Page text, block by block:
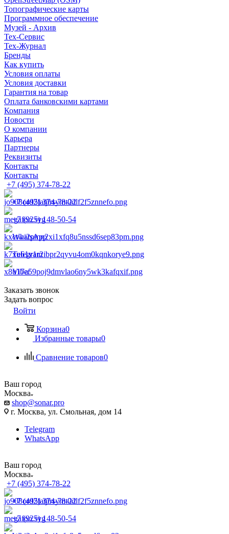
Топографические карты
Программное обеспечение
Музей - Архив
Tex-Сервис
Тех-Журнал
Бренды
Как купить
Условия оплаты
Условия доставки
Гарантия на товар
Оплата банковскими картами
Компания
Новости
О компании
Карьера
Партнеры
Реквизиты
Контакты
Контакты
+7 (495) 374-78-22
+7 (495) 374-78-22
+7 (925) 148-50-54
WhatsApp
Telegram
Viber
Заказать звонок
Задать вопрос
Войти
Корзина0
Избранные товары0
Сравнение товаров0
Ваш город
Москва
shop@sonar.pro
г. Москва, ул. Смольная, дом 14
Telegram
WhatsApp
Ваш город
Москва
+7 (495) 374-78-22
+7 (495) 374-78-22
+7 (925) 148-50-54